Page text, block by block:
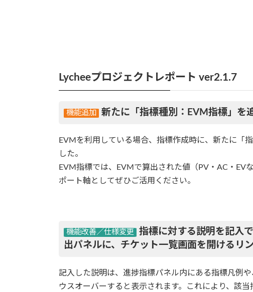
Lycheeプロジェクトレポート ver2.1.7
新たに「指標種別：EVM指標」を
EVMを利用している場合、指標作成時に、新たに「
した。
EVM指標では、EVMで算出された値（PV・AC・EV
ポート軸としてぜひご活用ください。
指標に対する説明を記入
出パネルに、チケット一覧画面を開けるリ
記入した説明は、進捗指標パネル内にある指標凡例
ウスオーバーすると表示されます。これにより、該